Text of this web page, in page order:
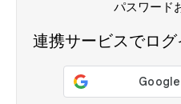
パスワード
連携サービスでロ